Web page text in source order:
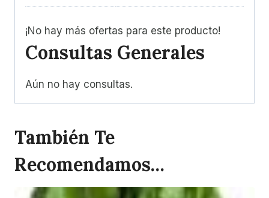
¡No hay más ofertas para este producto!
Consultas Generales
Aún no hay consultas.
También Te
Recomendamos…